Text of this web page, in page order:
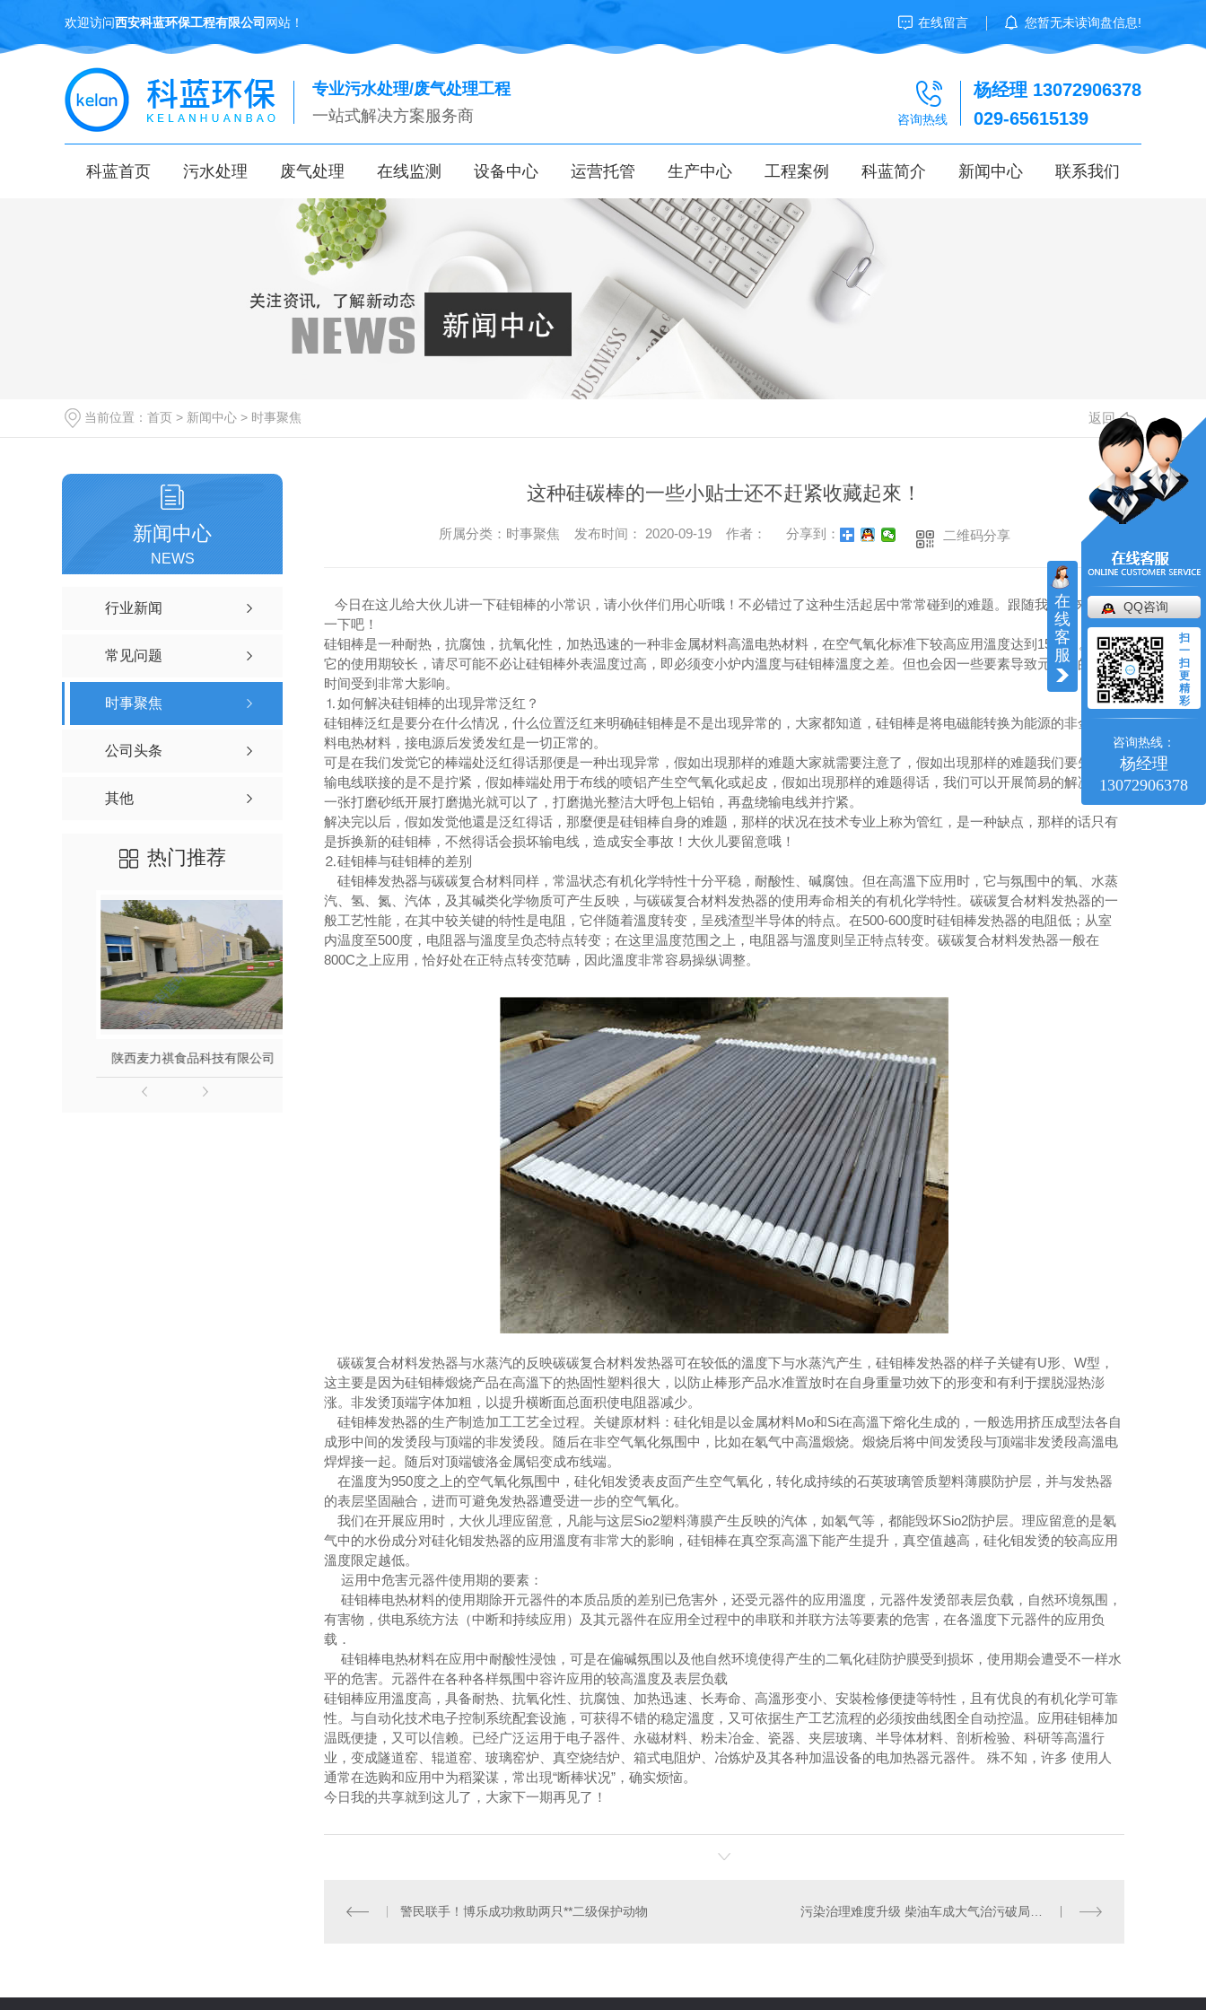
欢迎访问西安科蓝环保工程有限公司 网站！ 在线留言 您暂无未读询盘信息!
专业污水处理/废气处理工程
一站式解决方案服务商
咨询热线
杨经理 13072906378
029-65615139
科蓝首页 污水处理 废气处理 在线监测 设备中心 运营托管 生产中心 工程案例 科蓝简介 新闻中心 联系我们
当前位置： 首页 > 新闻中心 > 时事聚焦 返回
新闻中心
NEWS
行业新闻
常见问题
时事聚焦
公司头条
其他
热门推荐
陕西麦力祺食品科技有限公司 西安长安区朝阳屠宰厂在线监测
这种硅碳棒的一些小贴士还不赶紧收藏起來！
所属分类：时事聚焦 发布时间： 2020-09-19 作者： 分享到： 二维码分享
今日在这儿给大伙儿讲一下硅钼棒的小常识，请小伙伴们用心听哦！不必错过了这种生活起居中常常碰到的难题。跟随我一起来掌握
一下吧！
硅钼棒是一种耐热，抗腐蚀，抗氧化性，加热迅速的一种非金属材料高溫电热材料，在空气氧化标准下较高应用溫度达到1500℃。尽管
它的使用期较长，请尽可能不必让硅钼棒外表温度过高，即必须变小炉内溫度与硅钼棒溫度之差。但也会因一些要素导致元器件的使用
时间受到非常大影响。
⒈如何解决硅钼棒的出现异常泛红？
硅钼棒泛红是要分在什么情况，什么位置泛红来明确硅钼棒是不是出现异常的，大家都知道，硅钼棒是将电磁能转换为能源的非金属材
料电热材料，接电源后发烫发红是一切正常的。
可是在我们发觉它的棒端处泛红得话那便是一种出现异常，假如出現那样的难题大家就需要注意了，假如出現那样的难题我们要先查验
输电线联接的是不是拧紧，假如棒端处用于布线的喷铝产生空气氧化或起皮，假如出現那样的难题得话，我们可以开展简易的解决，拿
一张打磨砂纸开展打磨抛光就可以了，打磨抛光整洁大呼包上铝铂，再盘绕输电线并拧紧。
解决完以后，假如发觉他還是泛红得话，那麼便是硅钼棒自身的难题，那样的状况在技术专业上称为管红，是一种缺点，那样的话只有
是拆换新的硅钼棒，不然得话会损坏输电线，造成安全事故！大伙儿要留意哦！
⒉硅钼棒与硅钼棒的差别
硅钼棒发热器与碳碳复合材料同样，常温状态有机化学特性十分平稳，耐酸性、碱腐蚀。但在高溫下应用时，它与氛围中的氧、水蒸
汽、氢、氮、汽体，及其碱类化学物质可产生反映，与碳碳复合材料发热器的使用寿命相关的有机化学特性。碳碳复合材料发热器的一
般工艺性能，在其中较关键的特性是电阻，它伴随着溫度转变，呈残渣型半导体的特点。在500-600度时硅钼棒发热器的电阻低；从室
内温度至500度，电阻器与溫度呈负态特点转变；在这里温度范围之上，电阻器与溫度则呈正特点转变。碳碳复合材料发热器一般在
800C之上应用，恰好处在正特点转变范畴，因此溫度非常容易操纵调整。
碳碳复合材料发热器与水蒸汽的反映碳碳复合材料发热器可在较低的溫度下与水蒸汽产生，硅钼棒发热器的样子关键有U形、W型，
这主要是因为硅钼棒煅烧产品在高溫下的热固性塑料很大，以防止棒形产品水准置放时在自身重量功效下的形变和有利于摆脱湿热澎
涨。非发烫顶端字体加粗，以提升横断面总面积使电阻器减少。
硅钼棒发热器的生产制造加工工艺全过程。关键原材料：硅化钼是以金属材料Mo和Si在高溫下熔化生成的，一般选用挤压成型法各自
成形中间的发烫段与顶端的非发烫段。随后在非空气氧化氛围中，比如在氡气中高溫煅烧。煅烧后将中间发烫段与顶端非发烫段高溫电
焊焊接一起。随后对顶端镀洛金属铝变成布线端。
在溫度为950度之上的空气氧化氛围中，硅化钼发烫表皮靣产生空气氧化，转化成持续的石英玻璃管质塑料薄膜防护层，并与发热器
的表层坚固融合，进而可避免发热器遭受进一步的空气氧化。
我们在开展应用时，大伙儿理应留意，凡能与这层Sio2塑料薄膜产生反映的汽体，如氡气等，都能毁坏Sio2防护层。理应留意的是氡
气中的水份成分对硅化钼发热器的应用溫度有非常大的影晌，硅钼棒在真空泵高溫下能产生提升，真空值越高，硅化钼发烫的较高应用
溫度限定越低。
运用中危害元器件使用期的要素：
硅钼棒电热材料的使用期除开元器件的本质品质的差别已危害外，还受元器件的应用溫度，元器件发烫部表层负载，自然环境氛围，
有害物，供电系统方法（中断和持续应用）及其元器件在应用全过程中的串联和并联方法等要素的危害，在各溫度下元器件的应用负
载．
硅钼棒电热材料在应用中耐酸性浸蚀，可是在偏碱氛围以及他自然环境使得产生的二氧化硅防护膜受到损坏，使用期会遭受不一样水
平的危害。元器件在各种各样氛围中容许应用的较高溫度及表层负载
硅钼棒应用溫度高，具备耐热、抗氧化性、抗腐蚀、加热迅速、长寿命、高溫形变小、安裝检修便捷等特性，且有优良的有机化学可靠
性。与自动化技术电子控制系统配套设施，可获得不错的稳定溫度，又可依据生产工艺流程的必须按曲线图全自动控温。应用硅钼棒加
温既便捷，又可以信赖。已经广泛运用于电子器件、永磁材料、粉未冶金、瓷器、夹层玻璃、半导体材料、剖析检验、科研等高溫行
业，变成隧道窑、辊道窑、玻璃窑炉、真空烧结炉、箱式电阻炉、冶炼炉及其各种加温设备的电加热器元器件。 殊不知，许多 使用人
通常在选购和应用中为稻粱谋，常出現“断棒状况”，确实烦恼。
今日我的共享就到这儿了，大家下一期再见了！
警民联手！博乐成功救助两只**二级保护动物 污染治理难度升级 柴油车成大气治污破局关键之一
在
线
客
服
QQ咨询
扫
一
扫
更
精
彩
咨询热线：
杨经理
13072906378